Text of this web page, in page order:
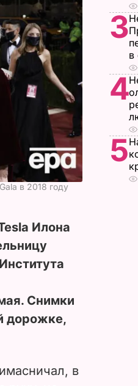
в 2018 году
Илона
Снимки
дорожке,
в
3
в
4
5